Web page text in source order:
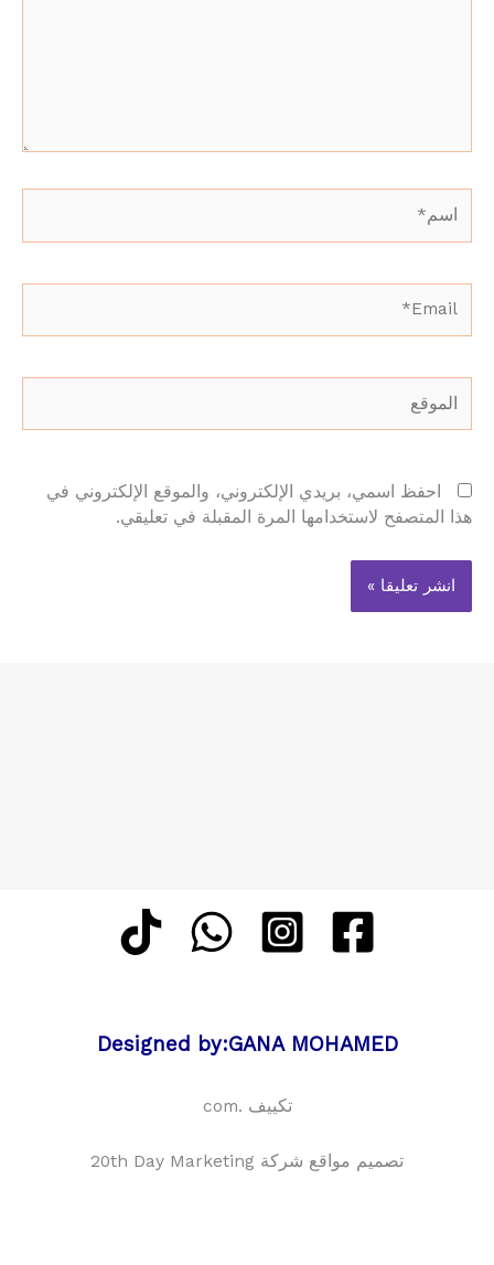
احفظ اسمي، بريدي الإلكتروني، والموقع الإلكتروني في
هذا المتصفح لاستخدامها المرة المقبلة في تعليقي.
Designed by:GANA MOHAMED
تكييف .com
تصميم مواقع شركة 20th Day Marketing